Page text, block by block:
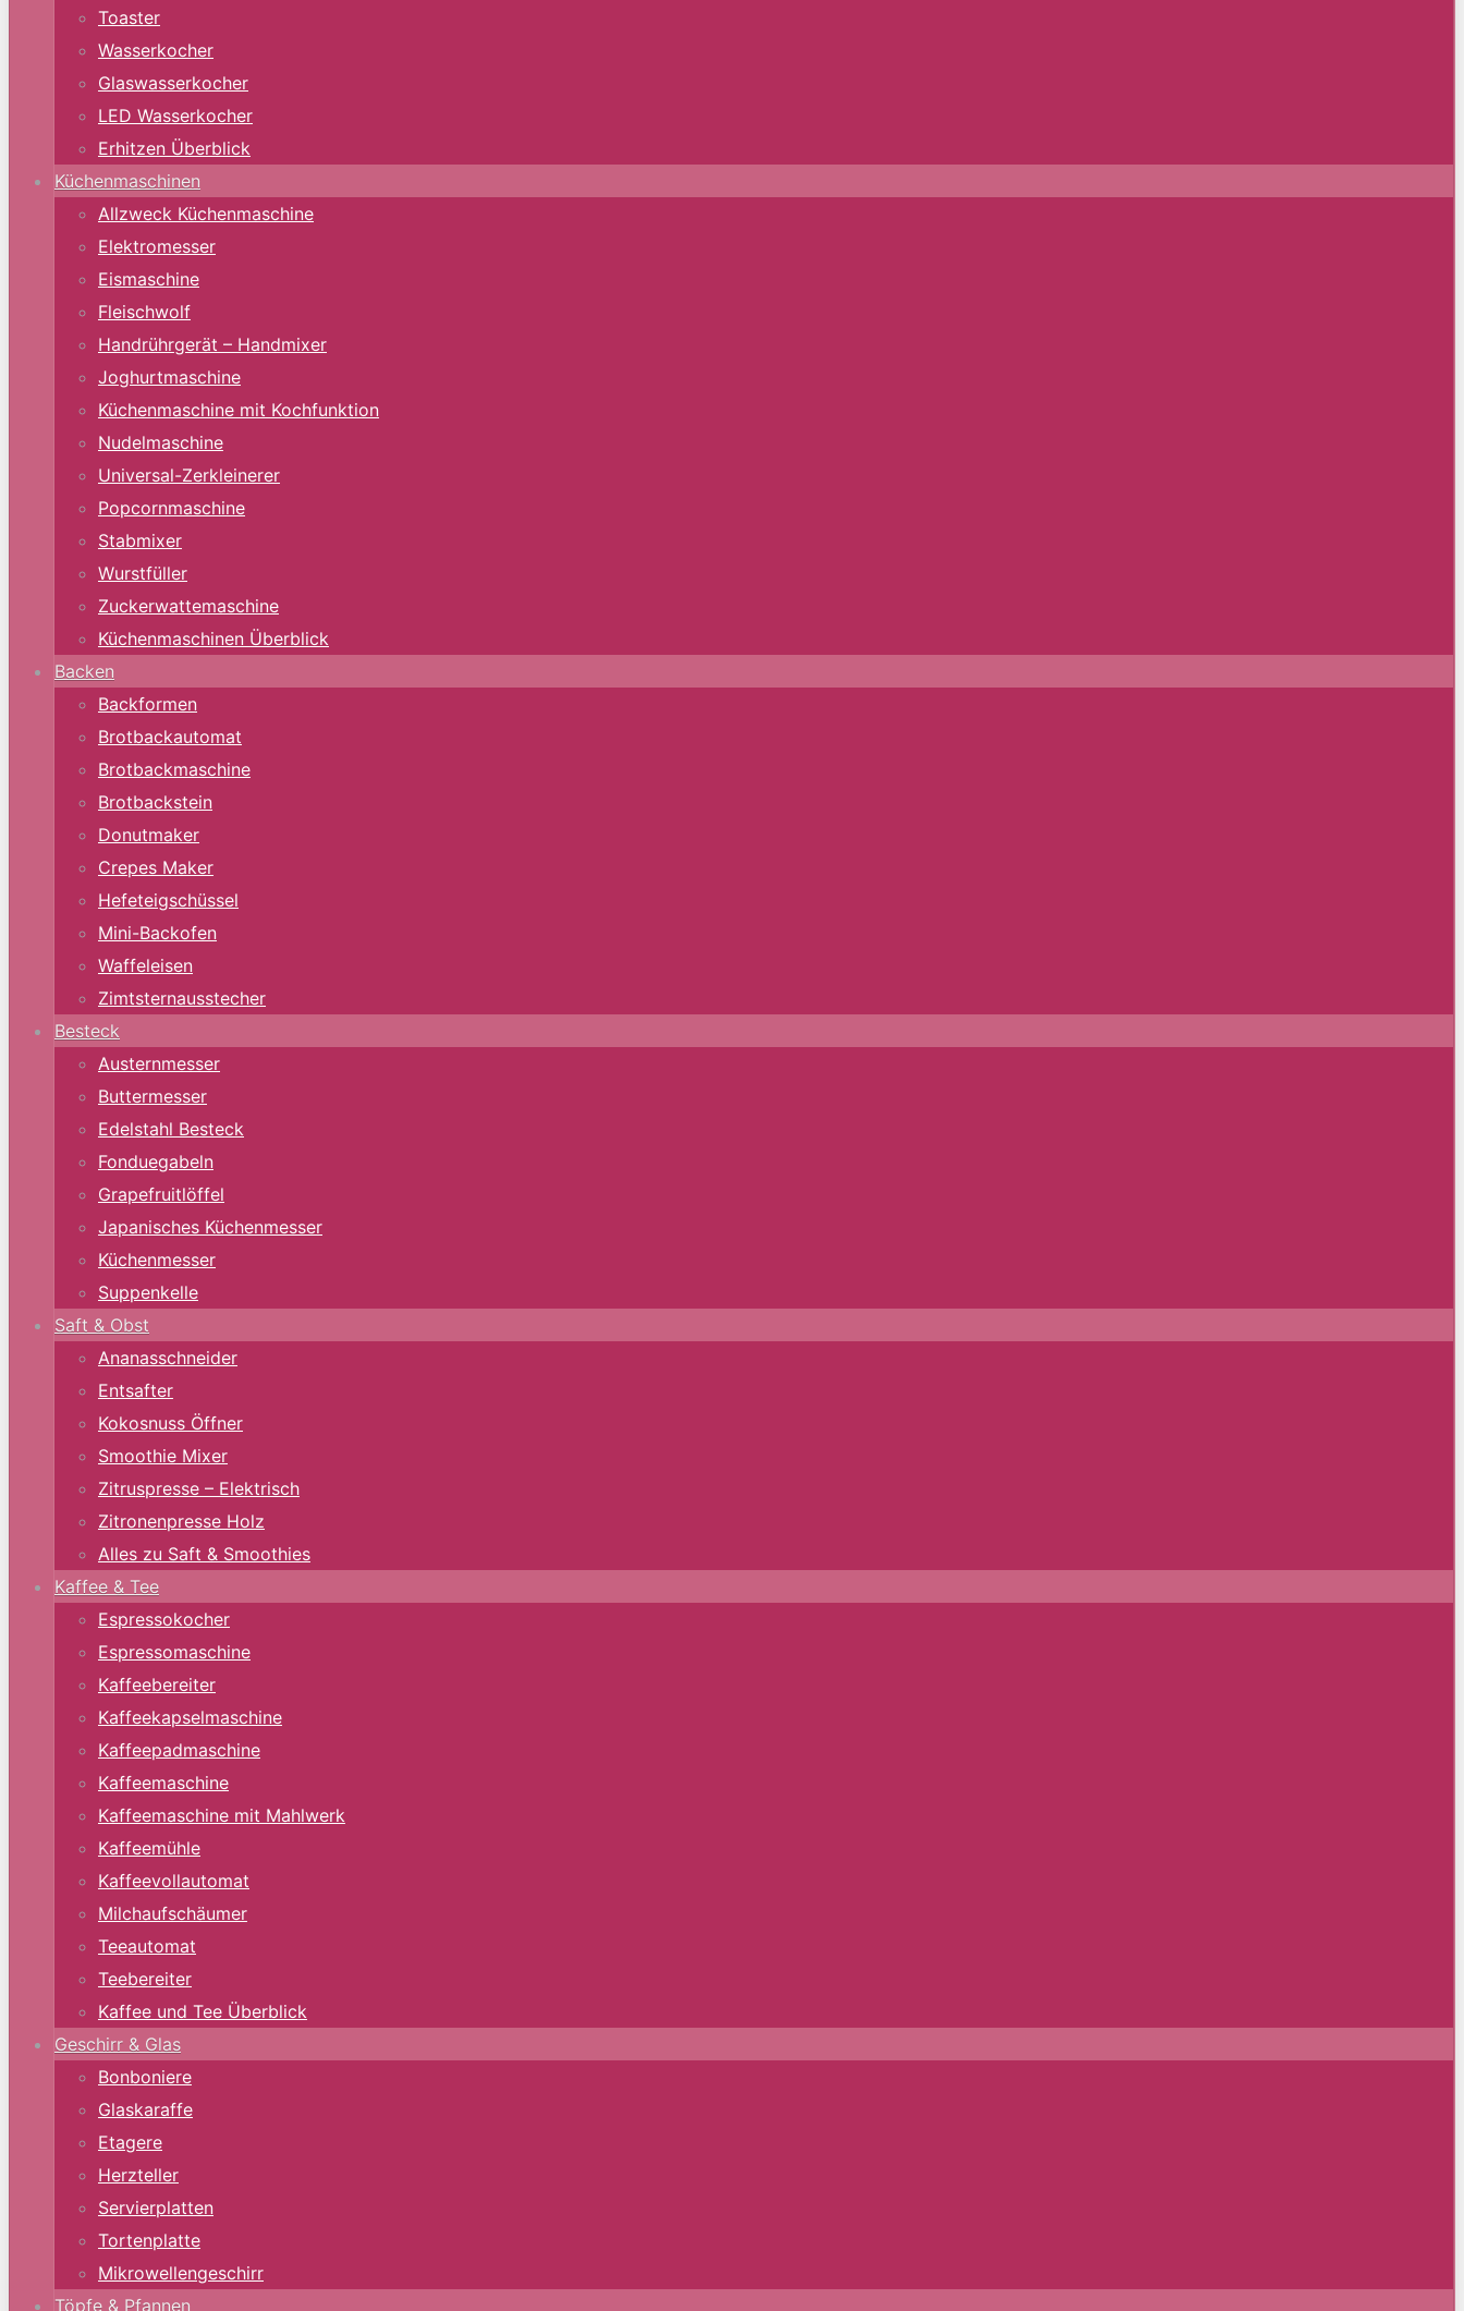
Toaster
Wasserkocher
Glaswasserkocher
LED Wasserkocher
Erhitzen Überblick
Küchenmaschinen
Allzweck Küchenmaschine
Elektromesser
Eismaschine
Fleischwolf
Handrührgerät – Handmixer
Joghurtmaschine
Küchenmaschine mit Kochfunktion
Nudelmaschine
Universal-Zerkleinerer
Popcornmaschine
Stabmixer
Wurstfüller
Zuckerwattemaschine
Küchenmaschinen Überblick
Backen
Backformen
Brotbackautomat
Brotbackmaschine
Brotbackstein
Donutmaker
Crepes Maker
Hefeteigschüssel
Mini-Backofen
Waffeleisen
Zimtsternausstecher
Besteck
Austernmesser
Buttermesser
Edelstahl Besteck
Fonduegabeln
Grapefruitlöffel
Japanisches Küchenmesser
Küchenmesser
Suppenkelle
Saft & Obst
Ananasschneider
Entsafter
Kokosnuss Öffner
Smoothie Mixer
Zitruspresse – Elektrisch
Zitronenpresse Holz
Alles zu Saft & Smoothies
Kaffee & Tee
Espressokocher
Espressomaschine
Kaffeebereiter
Kaffeekapselmaschine
Kaffeepadmaschine
Kaffeemaschine
Kaffeemaschine mit Mahlwerk
Kaffeemühle
Kaffeevollautomat
Milchaufschäumer
Teeautomat
Teebereiter
Kaffee und Tee Überblick
Geschirr & Glas
Bonboniere
Glaskaraffe
Etagere
Herzteller
Servierplatten
Tortenplatte
Mikrowellengeschirr
Töpfe & Pfannen